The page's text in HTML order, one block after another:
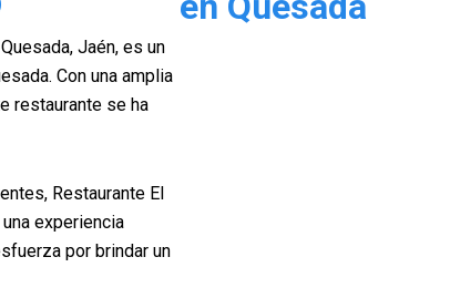
Jaén, es un
Con una amplia
restaurante se ha
Restaurante El
experiencia
por brindar un